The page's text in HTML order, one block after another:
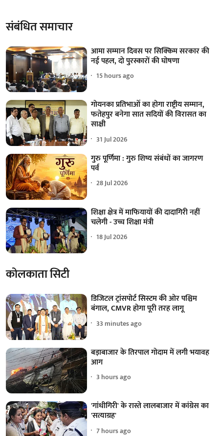
संबंधित समाचार
आमा सम्मान दिवस पर सिक्किम सरकार की
नई पहल, दो पुरस्कारों की घोषणा
15 hours ago
गोयनका प्रतिभाओं का होगा राष्ट्रीय सम्मान,
फतेहपुर बनेगा सात सदियों की विरासत का
साक्षी
31 Jul 2026
गुरु पूर्णिमा : गुरु शिष्य संबंधों का जागरण
पर्व
28 Jul 2026
शिक्षा क्षेत्र में माफियायों की दादागिरी नहीं
चलेगी - उच्च शिक्षा मंत्री
18 Jul 2026
कोलकाता सिटी
डिजिटल ट्रांसपोर्ट सिस्टम की ओर पश्चिम
बंगाल, CMVR होगा पूरी तरह लागू
33 minutes ago
बड़ाबाजार के तिरपाल गोदाम में लगी भयावह
आग
3 hours ago
'गांधीगिरी' के रास्ते लालबाजार में कांग्रेस का
'सत्याग्रह'
7 hours ago